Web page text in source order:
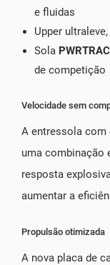
e fluidas
Upper
Sola PWRTRAC
de competição
Velocidade sem
A entressola com
uma combinação
resposta
aumentar a
Propulsão otimizada
A nova placa de